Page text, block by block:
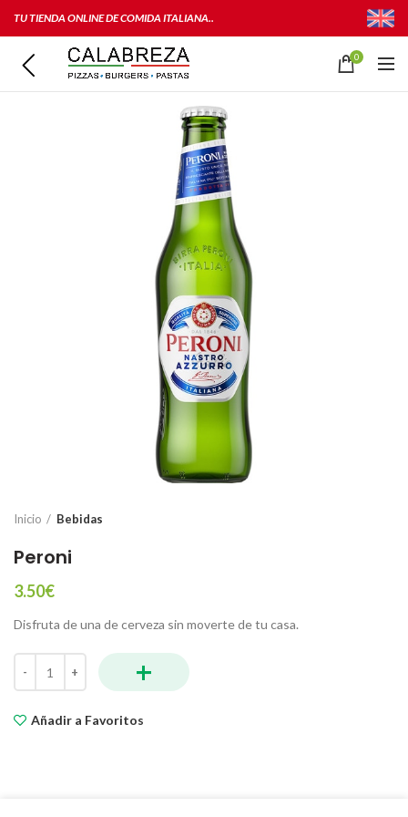
TU TIENDA ONLINE DE COMIDA ITALIANA..
0
Inicio Bebidas
Peroni
3.50€
Disfruta de una de cerveza sin moverte de tu casa.
Peroni cantidad +
Añadir a Favoritos